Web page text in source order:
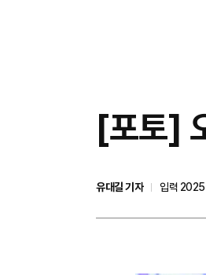
[포토]
유대길 기자
입력